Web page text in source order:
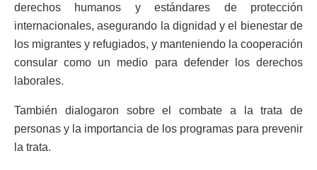
derechos humanos y estándares de protección
internacionales, asegurando la dignidad y el bienestar de
los migrantes y refugiados, y manteniendo la cooperación
consular como un medio para defender los derechos
laborales.
También dialogaron sobre el combate a la trata de
personas y la importancia de los programas para prevenir
la trata.